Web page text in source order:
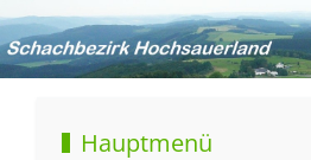
Hauptmenü